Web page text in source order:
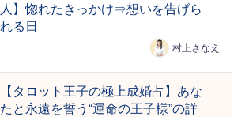
人】惚れたきっかけ⇒想いを告げら
れる日
村上さなえ
【タロット王子の極上成婚占】あな
たと永遠を誓う“運命の王子様”の詳